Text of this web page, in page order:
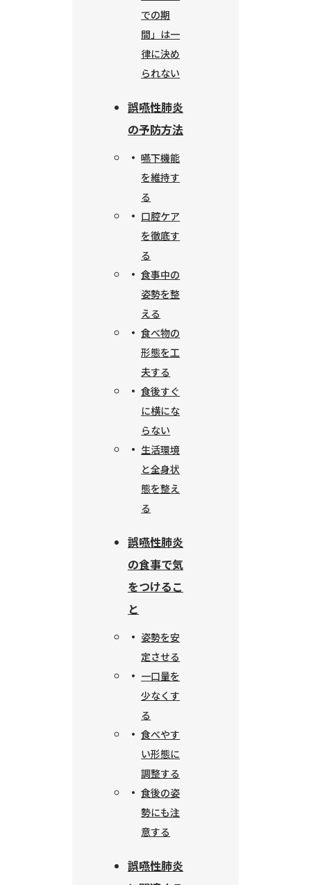
での期
間」は一
律に決め
られない
誤嚥性肺炎
の予防方法
嚥下機能
を維持す
る
口腔ケア
を徹底す
る
食事中の
姿勢を整
える
食べ物の
形態を工
夫する
食後すぐ
に横にな
らない
生活環境
と全身状
態を整え
る
誤嚥性肺炎
の食事で気
をつけるこ
と
姿勢を安
定させる
一口量を
少なくす
る
食べやす
い形態に
調整する
食後の姿
勢にも注
意する
誤嚥性肺炎